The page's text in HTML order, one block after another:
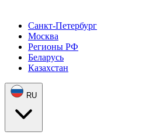
Санкт-Петербург
Москва
Регионы РФ
Беларусь
Казахстан
RU